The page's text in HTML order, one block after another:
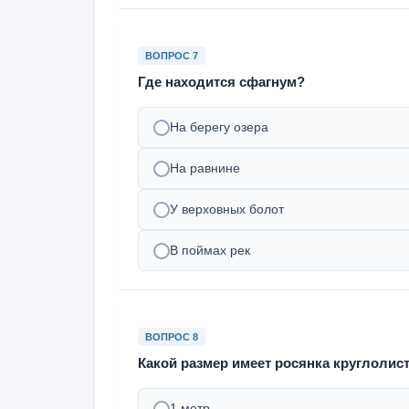
ВОПРОС 7
Где находится сфагнум?
На берегу озера
На равнине
У верховных болот
В поймах рек
ВОПРОС 8
Какой размер имеет росянка